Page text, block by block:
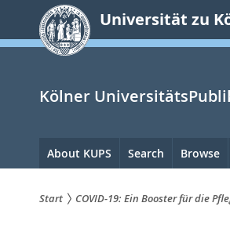
springen
Universität zu
Kölner
Hauptnavigation
About KUPS Search Browse
Start COVID-19: Ein Booster für die